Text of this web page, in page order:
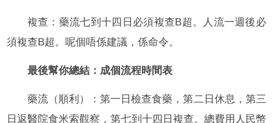
複查：藥流七到十四日必須複查B超。人流一週後必
須複查B超。呢個唔係建議，係命令。
最後幫你總結：成個流程時間表
藥流（順利）：第一日檢查食藥，第二日休息，第三
日返醫院食米索觀察，第七到十四日複查。總費用人民幣